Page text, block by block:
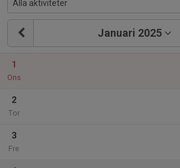
Januari 2025
1
Ons
2
Tor
3
Fre